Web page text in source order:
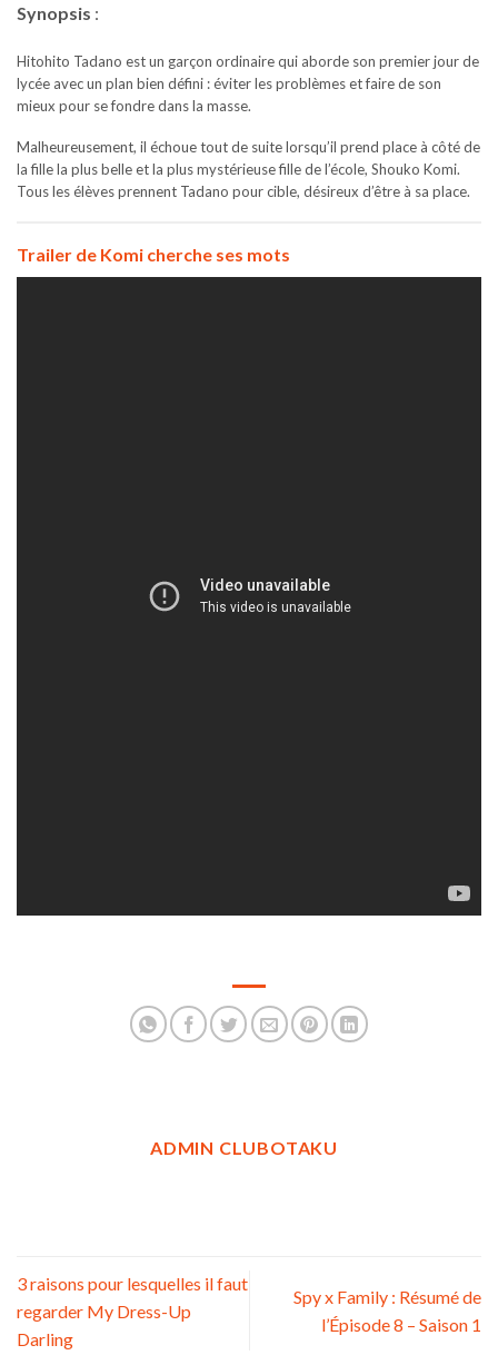
Synopsis :
Hitohito Tadano est un garçon ordinaire qui aborde son premier jour de
lycée avec un plan bien défini : éviter les problèmes et faire de son
mieux pour se fondre dans la masse.
Malheureusement, il échoue tout de suite lorsqu’il prend place à côté de
la fille la plus belle et la plus mystérieuse fille de l’école, Shouko Komi.
Tous les élèves prennent Tadano pour cible, désireux d’être à sa place.
Trailer de Komi cherche ses mots
ADMIN CLUBOTAKU
3 raisons pour lesquelles il faut
regarder My Dress-Up
Darling
Spy x Family : Résumé de
l’Épisode 8 – Saison 1